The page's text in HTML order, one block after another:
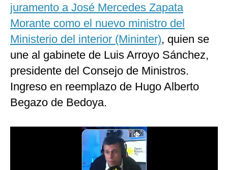
Tecnología
Club del Suscriptor
Mix
G de Gestión
juramento a José Mercedes Zapata
Morante como el nuevo ministro del
Ministerio del interior (Mininter), quien se
une al gabinete de Luis Arroyo Sánchez,
presidente del Consejo de Ministros.
Ingreso en reemplazo de Hugo Alberto
Begazo de Bedoya.